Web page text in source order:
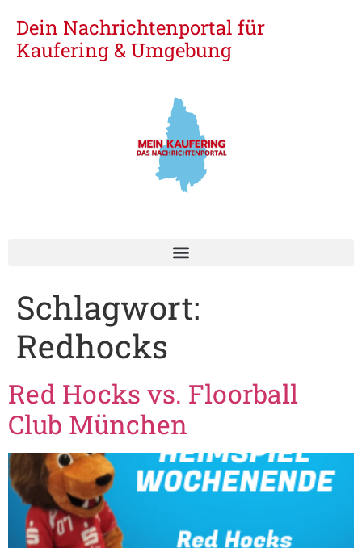
Dein Nachrichtenportal für
Kaufering & Umgebung
Schlagwort:
Redhocks
Red Hocks vs. Floorball
Club München